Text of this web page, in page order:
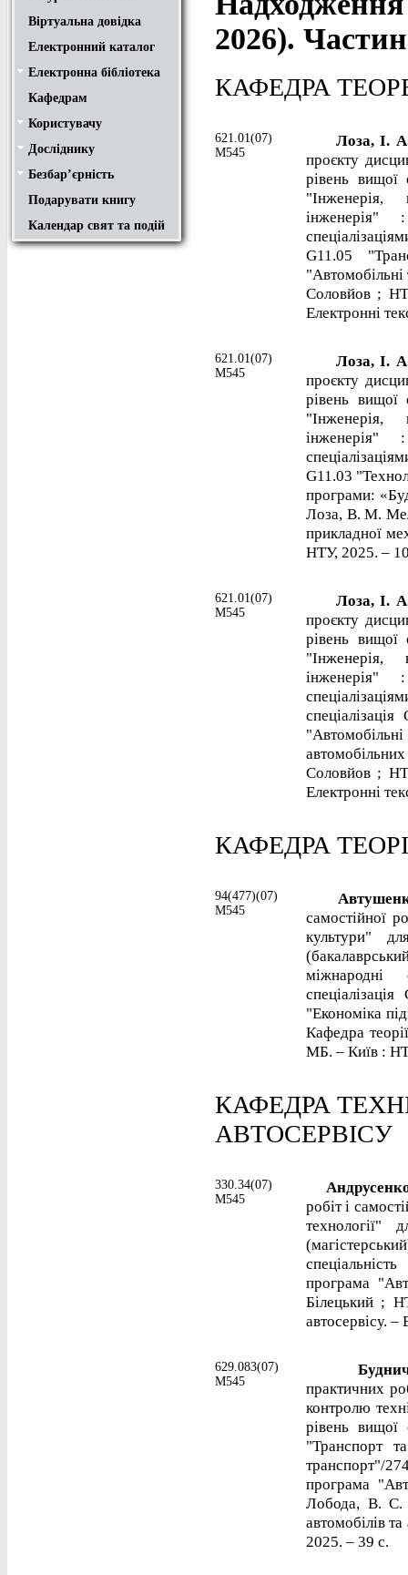
Віртуальна довідка
Електронний каталог
Електронна бібліотека
Положення
Доступ
Авторам
Пошук у ЕК. Інструкція
Кафедрам
Користувачу
Правила користування
Про обхідний лист
Медіатека "NMCBOOK"
Підручники онлайн
Путівник бібліотеками
Переходь на українську
Вивчаємо іноземну мову
Опис документів
Конференції НТУ
Досліднику
Законодавча база
Academic integrity
Плагіат
Локальний доступ
Ресурси вільного доступу
Наукова періодика
Бібліографічні менеджери
Безбар’єрність
Безбар’єрність це…
Путівник веб-ресурсами
Подарувати книгу
Календар свят та подій
2026).
КАФЕДРА
621.01(07)
М545
Лоза, І.
проєкту
рівень вищої
"Інженерія,
інженерія"
G11.05
Соловйов ;
Електронні
621.01(07)
М545
Лоза, І.
проєкту
рівень вищої
"Інженерія,
інженерія"
G11.03
програми:
Лоза, В. М.
прикладної
НТУ, 2025. –
621.01(07)
М545
Лоза, І.
проєкту
рівень вищої
"Інженерія,
інженерія"
Соловйов ;
Електронні
КАФЕДРА
94(477)(07)
М545
самостійної
культури"
міжнародні
"Економіка
Кафедра
МБ. – Київ :
КАФЕДРА
АВТОСЕРВІСУ
330.34(07)
М545
робіт і
технології"
програма
Білецький ;
автосервісу.
629.083(07)
М545
практичних
контролю
рівень вищої
"Транспорт
транспорт"/
програма
Лобода, В. С.
автомобілів
2025. – 39 с.